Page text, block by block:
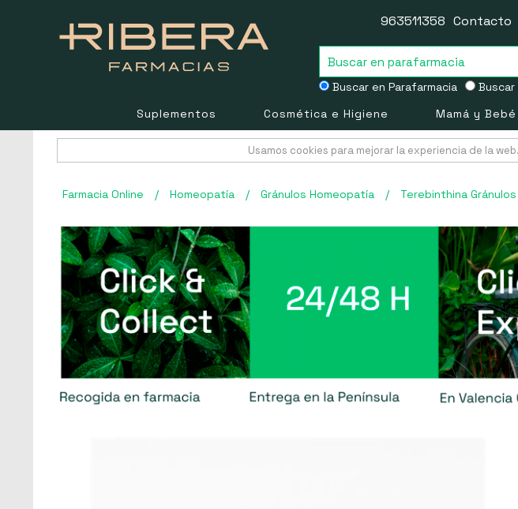
Buscar en Parafarmacia Buscar
963511358 Contacto
Suplementos Cosmética e Higiene Mamá y Bebé
Usamos cookies para mejorar la experiencia de la
Farmacia Online / Homeopatía / Gránulos Homeopatía / Terebinthina